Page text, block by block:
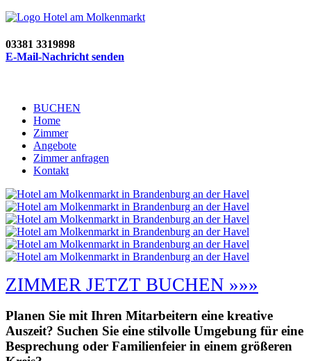
03381 3319898
E-Mail-Nachricht senden
BUCHEN
Home
Zimmer
Angebote
Zimmer anfragen
Kontakt
ZIMMER JETZT BUCHEN »»»
Planen Sie mit Ihren Mitarbeitern eine kreative
Auszeit? Suchen Sie eine stilvolle Umgebung für eine
Besprechung oder Familienfeier in einem größeren